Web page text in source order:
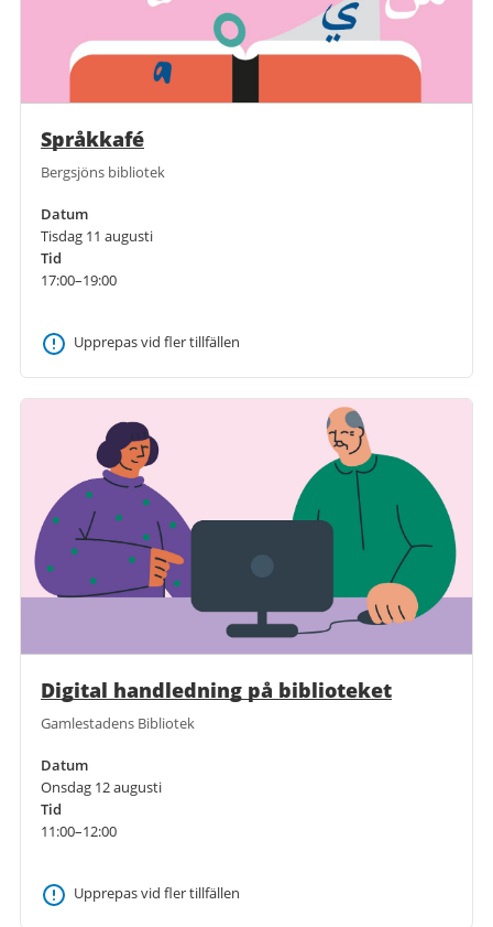
Språkkafé
Bergsjöns bibliotek
Datum
Tisdag 11 augusti
Tid
17:00–19:00
Upprepas vid fler tillfällen
Digital handledning på biblioteket
Gamlestadens Bibliotek
Datum
Onsdag 12 augusti
Tid
11:00–12:00
Upprepas vid fler tillfällen